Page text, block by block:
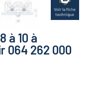
à 10 à
064 262 000